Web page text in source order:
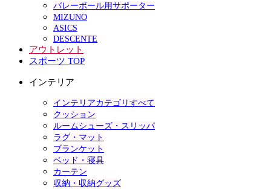
バレーボール用サポーター
MIZUNO
ASICS
DESCENTE
アウトレット
スポーツ TOP
インテリア
インテリアカテゴリすべて
クッション
ルームシューズ・スリッパ
ラグ・マット
ブランケット
ベッド・寝具
カーテン
収納・収納グッズ